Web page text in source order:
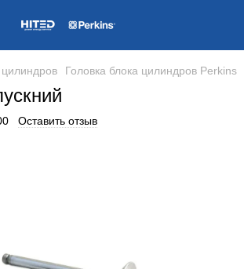
цилиндров Головка блока цилиндров Perkins
Оставить отзыв